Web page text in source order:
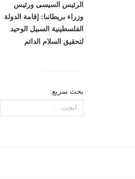
الرئيس السيسى ورئيس
وزراء بريطانىا: إقامة الدولة
الفلسطينية السبيل الوحيد
لتحقيق السلام الدائم
بحث سريع: